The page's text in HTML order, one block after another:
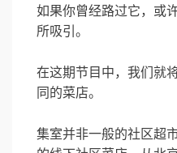
如果你曾经路过它，或
所吸引。
在这期节目中，我们就
同的菜店。
集室并非一般的社区超